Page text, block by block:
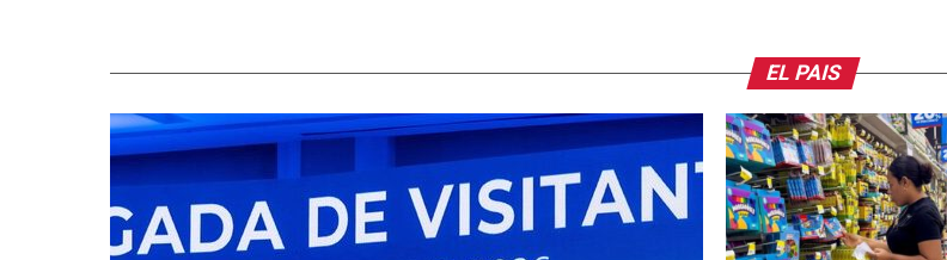
EL PAIS